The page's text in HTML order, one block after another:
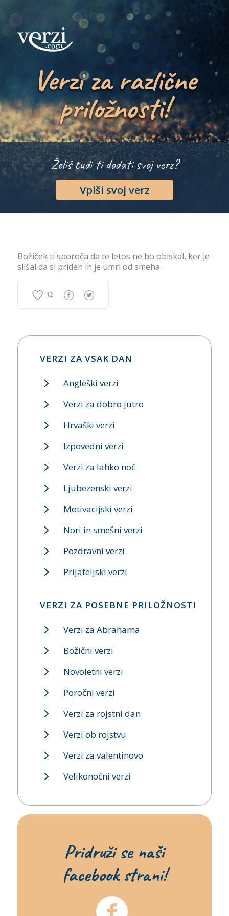
Verzi za različne
priložnosti!
Želiš tudi ti dodati svoj verz?
Vpiši svoj verz
Božiček ti sporoča da te letos ne bo obiskal, ker je
slišal da si priden in je umrl od smeha.
12
VERZI ZA VSAK DAN
Angleški verzi
Verzi za dobro jutro
Hrvaški verzi
Izpovedni verzi
Verzi za lahko noč
Ljubezenski verzi
Motivacijski verzi
Nori in smešni verzi
Pozdravni verzi
Prijateljski verzi
VERZI ZA POSEBNE PRILOŽNOSTI
Verzi za Abrahama
Božični verzi
Novoletni verzi
Poročni verzi
Verzi za rojstni dan
Verzi ob rojstvu
Verzi za valentinovo
Velikonočni verzi
Pridruži se naši
facebook strani!